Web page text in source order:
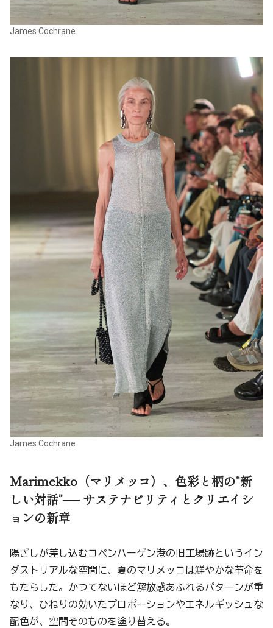
James Cochrane
James Cochrane
Marimekko（マリメッコ）、色彩と柄の“新
しい対話”── サステナビリティとクリエイシ
ョンの新章
陽ざしが差し込むコペンハーゲン港の旧工場跡というイン
ダストリアルな空間に、夏のマリメッコは鮮やかな革命を
もたらした。かつてないほど解放感あふれるパターンが重
なり、ひねりの効いたプロポーションやエネルギッシュな
配色が、空間そのものを塗り替える。